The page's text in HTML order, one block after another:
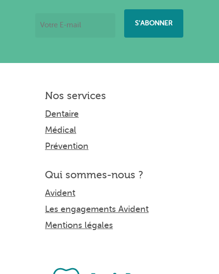
Nos services
Dentaire
Médical
Prévention
Qui sommes-nous ?
Avident
Les engagements Avident
Mentions légales